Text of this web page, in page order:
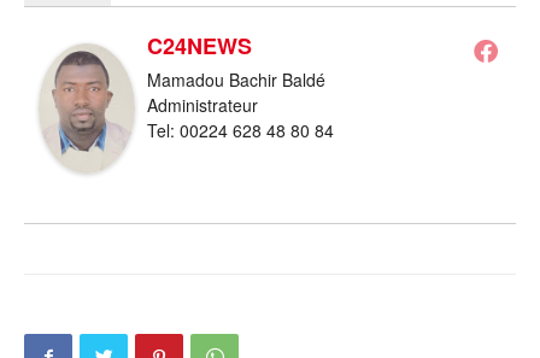
C24NEWS
Mamadou Bachir Baldé
Administrateur
Tel: 00224 628 48 80 84